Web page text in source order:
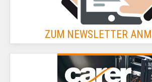
ZUM NEWSLETTER